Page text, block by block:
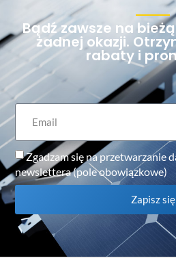
Bądź zawsze na
żadnej okazji.
rabaty i
Zgadzam się na przetwarzanie
newslettera (pole obowiązkowe)
Zapisz się